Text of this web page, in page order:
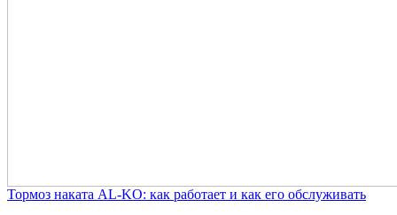
Тормоз наката AL-KO: как работает и как его обслуживать